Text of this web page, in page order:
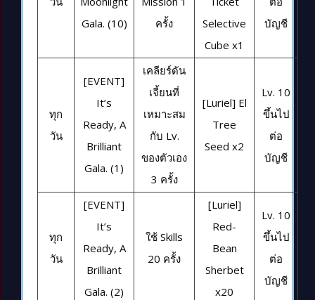
Gala. (10)
ครั้ง
Selective
Cube x1
บัญชี
ทุก
วัน
[EVENT]
It’s
Ready, A
Brilliant
Gala. (1)
เคลียร์ดัน
เจี้ยนที่
เหมาะสม
กับ Lv.
ของตัวเอง
3 ครั้ง
[Luriel] El
Tree
Seed x2
Lv. 10
ขึ้นไป
ต่อ
บัญชี
ทุก
วัน
[EVENT]
It’s
Ready, A
Brilliant
Gala. (2)
ใช้ Skills
20 ครั้ง
[Luriel]
Red-
Bean
Sherbet
x20
Lv. 10
ขึ้นไป
ต่อ
บัญชี